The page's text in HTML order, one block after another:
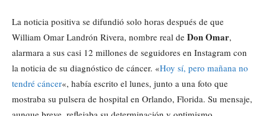
La noticia positiva se difundió solo horas después de que
William Omar Landrón Rivera, nombre real de Don Omar,
alarmara a sus casi 12 millones de seguidores en Instagram con
la noticia de su diagnóstico de cáncer. «Hoy sí, pero mañana no
tendré cáncer«, había escrito el lunes, junto a una foto que
mostraba su pulsera de hospital en Orlando, Florida. Su mensaje,